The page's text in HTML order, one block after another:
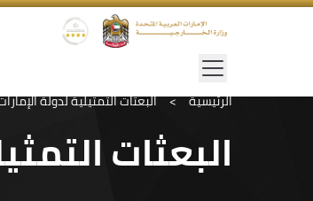
الرئيسية > البعثات التمثيلية لدولة
البعثات